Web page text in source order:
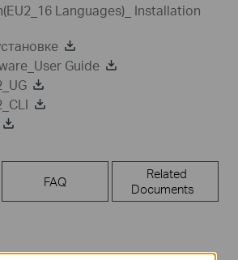
Languages)_ Installation
Guide
FAQ
Related
Documents